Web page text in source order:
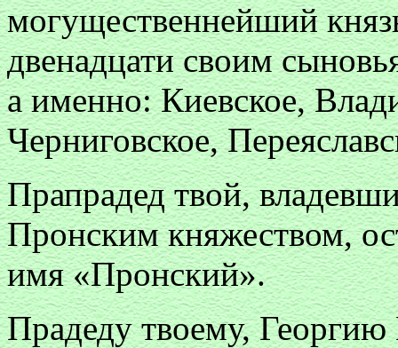
могущественнейший
двенадцати своим
а именно: Киевское,
Черниговское,
Прапрадед твой,
Пронским княжеством,
имя «Пронский».
Прадеду твоему,